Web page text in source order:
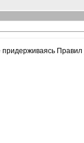
придерживаясь Правил